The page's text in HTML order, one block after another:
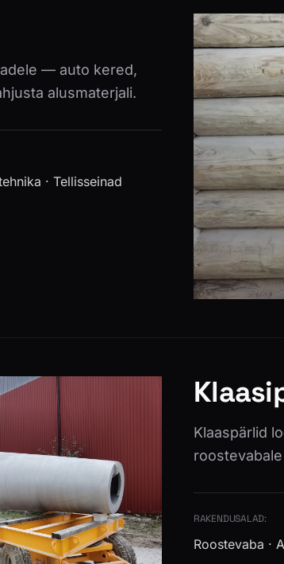
— auto kered,
alusmaterjali.
· Tellisseinad
Klaaspärlid
RAKENDUSALAD:
Roostevaba ·